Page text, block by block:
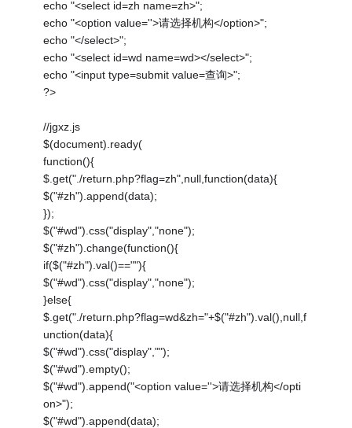
echo "<select id=zh name=zh>";
echo "<option value=''>请选择机构</option>";
echo "</select>";
echo "<select id=wd name=wd></select>";
echo "<input type=submit value=查询>";
?>
//jgxz.js
$(document).ready(
function(){
$.get("./return.php?flag=zh",null,function(data){
$("#zh").append(data);
});
$("#wd").css("display","none");
$("#zh").change(function(){
if($("#zh").val()==""){
$("#wd").css("display","none");
}else{
$.get("./return.php?flag=wd&zh="+$("#zh").val(),null,f
unction(data){
$("#wd").css("display","");
$("#wd").empty();
$("#wd").append("<option value=''>请选择机构</opti
on>");
$("#wd").append(data);